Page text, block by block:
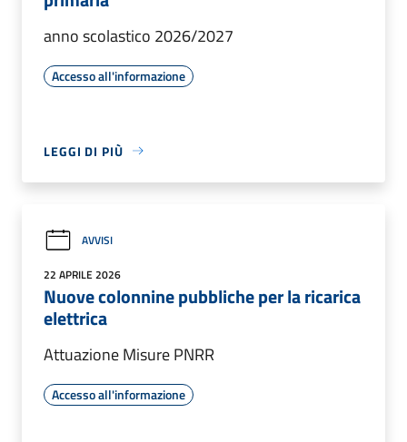
anno scolastico 2026/2027
Accesso all'informazione
LEGGI DI PIÙ
AVVISI
22 APRILE 2026
Nuove colonnine pubbliche per la ricarica
elettrica
Attuazione Misure PNRR
Accesso all'informazione